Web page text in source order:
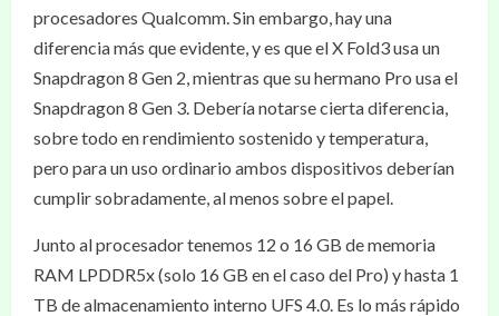
procesadores Qualcomm. Sin embargo, hay una
diferencia más que evidente, y es que el X Fold3 usa un
Snapdragon 8 Gen 2, mientras que su hermano Pro usa el
Snapdragon 8 Gen 3. Debería notarse cierta diferencia,
sobre todo en rendimiento sostenido y temperatura,
pero para un uso ordinario ambos dispositivos deberían
cumplir sobradamente, al menos sobre el papel.
Junto al procesador tenemos 12 o 16 GB de memoria
RAM LPDDR5x (solo 16 GB en el caso del Pro) y hasta 1
TB de almacenamiento interno UFS 4.0. Es lo más rápido